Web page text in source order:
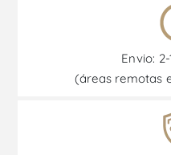
Envio:
(áreas remotas